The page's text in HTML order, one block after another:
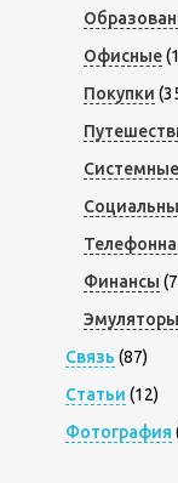
Офисные
Покупки
Системные
Финансы
Эмуляторы
Связь (87)
Статьи (12)
Фотография